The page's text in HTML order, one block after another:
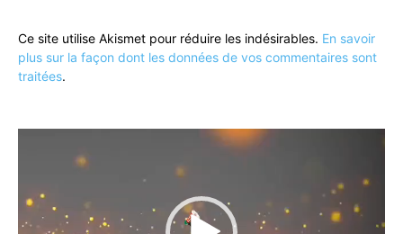
Ce site utilise Akismet pour réduire les indésirables. En savoir
plus sur la façon dont les données de vos commentaires sont
traitées.